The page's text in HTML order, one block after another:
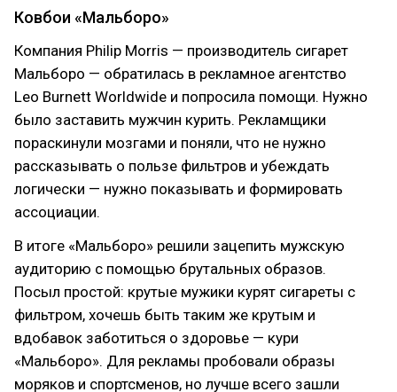
Ковбои «Мальборо»
Компания Philip Morris — производитель сигарет
Мальборо — обратилась в рекламное агентство
Leo Burnett Worldwide и попросила помощи. Нужно
было заставить мужчин курить. Рекламщики
пораскинули мозгами и поняли, что не нужно
рассказывать о пользе фильтров и убеждать
логически — нужно показывать и формировать
ассоциации.
В итоге «Мальборо» решили зацепить мужскую
аудиторию с помощью брутальных образов.
Посыл простой: крутые мужики курят сигареты с
фильтром, хочешь быть таким же крутым и
вдобавок заботиться о здоровье — кури
«Мальборо». Для рекламы пробовали образы
моряков и спортсменов, но лучше всего зашли